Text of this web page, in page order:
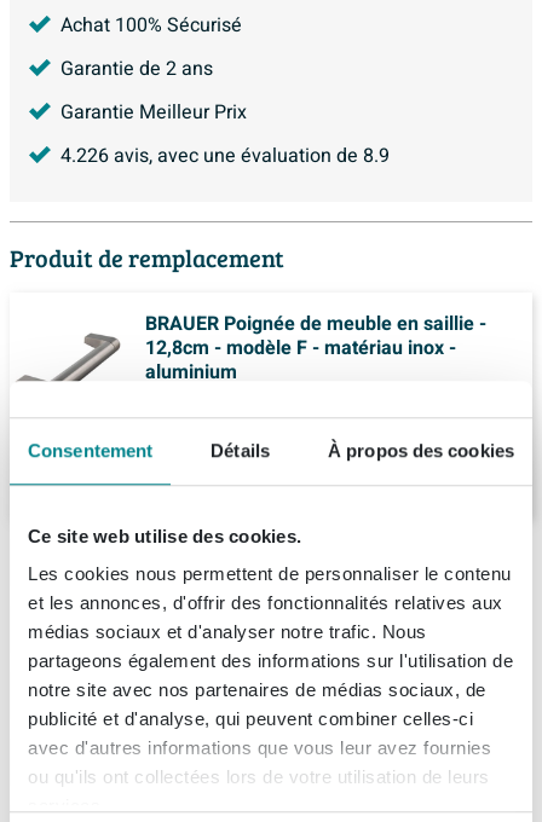
Consentement Détails À propos des cookies
Ce site web utilise des cookies.
Les cookies nous permettent de personnaliser le contenu
et les annonces, d'offrir des fonctionnalités relatives aux
médias sociaux et d'analyser notre trafic. Nous
partageons également des informations sur l'utilisation de
notre site avec nos partenaires de médias sociaux, de
publicité et d'analyse, qui peuvent combiner celles-ci
avec d'autres informations que vous leur avez fournies
ou qu'ils ont collectées lors de votre utilisation de leurs
Achat 100% Sécurisé
Garantie de 2 ans
Garantie Meilleur Prix
4.226avis, avec une évaluation de 8.9
Produit de remplacement
BRAUER Poignée de meuble en saillie -
12,8cm - modèle F - matériau inox -
aluminium
21,
Description
BRAUER Believe plaque de sol 80 -
75,5x41x1,8cm - blanc mat
Avec cette plaque de sol élégante, vous créez en une
seule fois une base calme et soignée dans votre salle
de bains. Grâce à son profil mince, elle s’adapte
parfaitement sous un meuble de salle de bains épuré
Spécifications
Numéro d'article
SW228186
Numéro de fournisseur
BP-BE80MW
EAN
8720359302137
Fiches techniques
Information technique du produit
Manuel d'installation
À propos de Brauer